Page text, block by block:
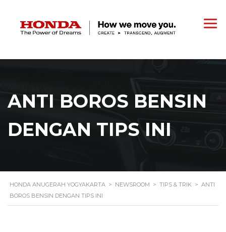
ANTI BOROS BENSIN
DENGAN TIPS INI
HONDA ANUGERAH YOGYAKARTA > NEWSROOM > TIPS & TRIK > ANTI
BOROS BENSIN DENGAN TIPS INI